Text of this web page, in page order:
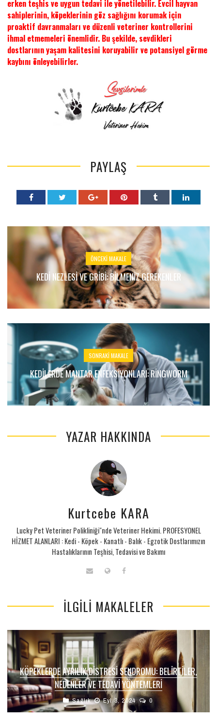
erken teşhis ve uygun tedavi ile yönetilebilir. Evcil hayvan
sahiplerinin, köpeklerinin göz sağlığını korumak için
proaktif davranmaları ve düzenli veteriner kontrollerini
ihmal etmemeleri önemlidir. Bu şekilde, sevdikleri
dostlarının yaşam kalitesini koruyabilir ve potansiyel görme
kaybını önleyebilirler.
PAYLAŞ
ÖNCEKI MAKALE
KEDI NEZLESI VE GRIBI: BILMENIZ GEREKENLER
SONRAKI MAKALE
KEDILERDE MANTAR ENFEKSIYONLARI: RİNGWORM
YAZAR HAKKINDA
Kurtcebe KARA
Lucky Pet Veteriner Polikliniği"nde Veteriner Hekimi. PROFESYONEL
HİZMET ALANLARI : Kedi - Köpek - Kanatlı - Balık - Egzotik Dostlarımızın
Hastalıklarının Teşhisi, Tedavisi ve Bakımı
İLGILI MAKALELER
KÖPEKLERDE AYRILIK DISTRESI SENDROMU: BELIRTILER,
NEDENLER VE TEDAVI YÖNTEMLERI
Sağlık Eyl 3, 2024 0